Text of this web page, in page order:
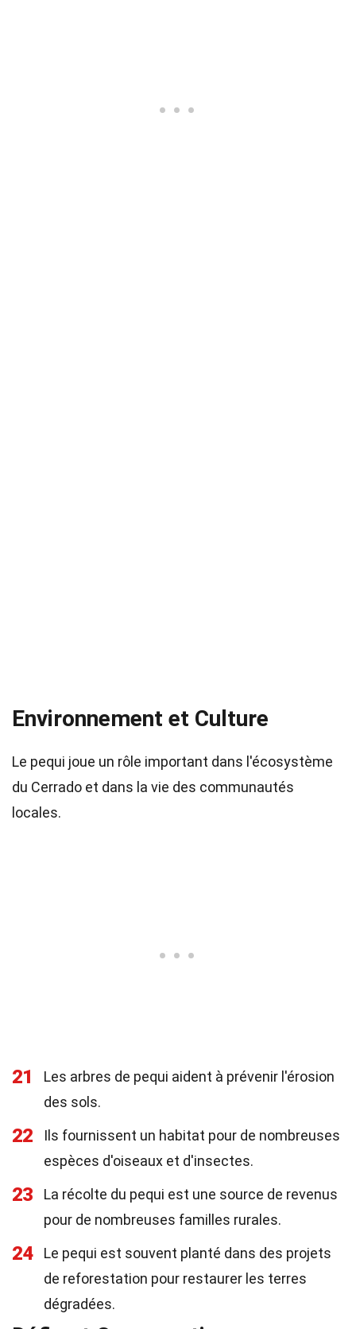
Environnement et Culture
Le pequi joue un rôle important dans l'écosystème
du Cerrado et dans la vie des communautés
locales.
21
Les arbres de pequi aident à prévenir l'érosion
des sols.
22
Ils fournissent un habitat pour de nombreuses
espèces d'oiseaux et d'insectes.
23
La récolte du pequi est une source de revenus
pour de nombreuses familles rurales.
24
Le pequi est souvent planté dans des projets
de reforestation pour restaurer les terres
dégradées.